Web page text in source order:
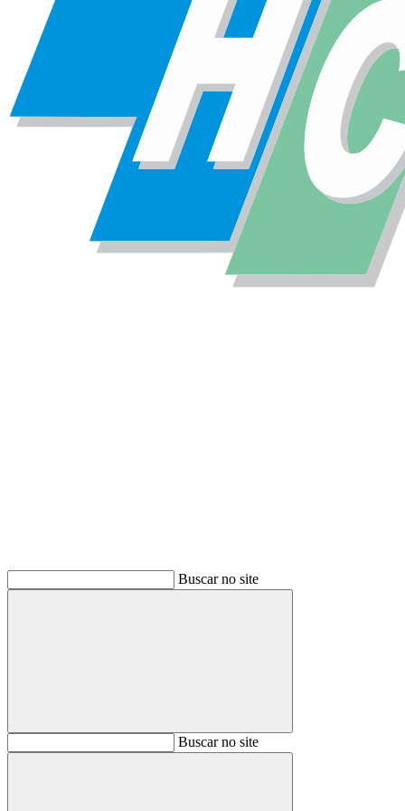
Buscar no site
BuscarBuscar no site